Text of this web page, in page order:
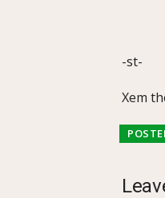
-st-
Xem